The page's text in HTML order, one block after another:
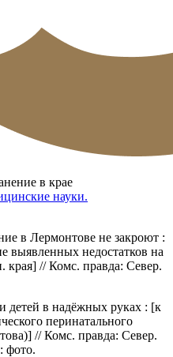
в крае
науки.
в Лермонтове не закроют :
выявленных недостатков на
края] // Комс. правда: Север.
детей в надёжных руках : [к
перинатального
// Комс. правда: Север.
фото.